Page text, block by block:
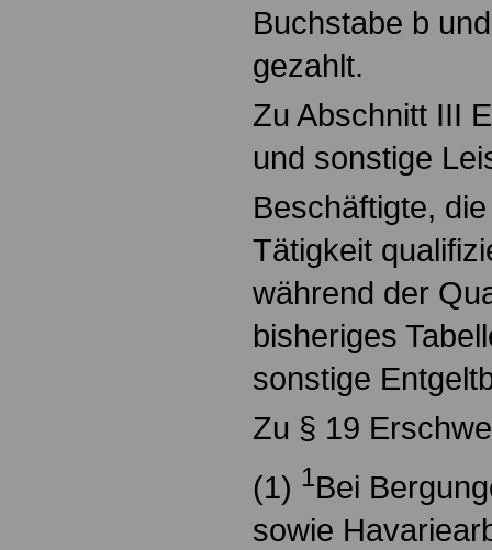
Buchstabe b
gezahlt.
Zu Abschnitt III
und sonstige
Beschäftigte,
Tätigkeit
während der
bisheriges
sonstige
Zu § 19
(1) 1Bei
sowie